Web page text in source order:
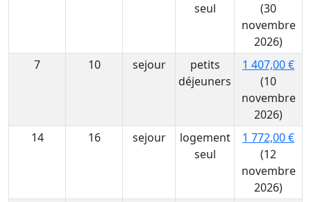
seul
(30
novembre
2026)
7
10 sejour
petits
déjeuners
1 407,00 €
(10
novembre
2026)
14
16 sejour
logement
seul
1 772,00 €
(12
novembre
2026)